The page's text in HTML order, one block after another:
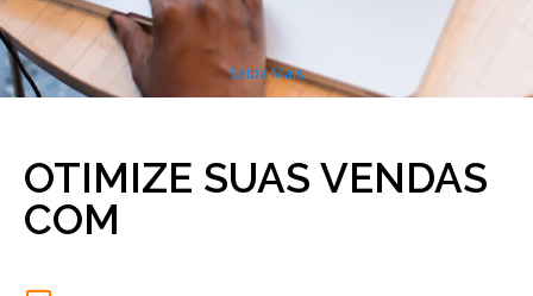
Saiba Mais
OTIMIZE SUAS VENDAS
COM